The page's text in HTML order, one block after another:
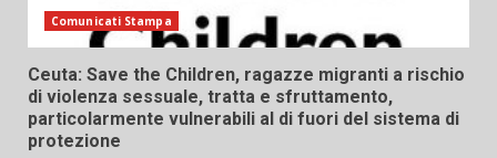
Comunicati Stampa
Ceuta: Save the Children, ragazze migranti a rischio
di violenza sessuale, tratta e sfruttamento,
particolarmente vulnerabili al di fuori del sistema di
protezione